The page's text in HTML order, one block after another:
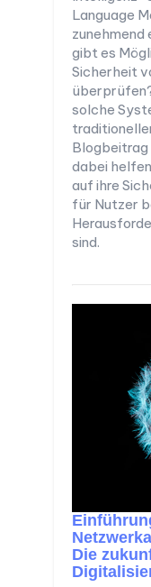
Language
zunehmend
gibt es
Sicherheit
solche
dabei
auf ihre
für Nutzer
sind.
Die